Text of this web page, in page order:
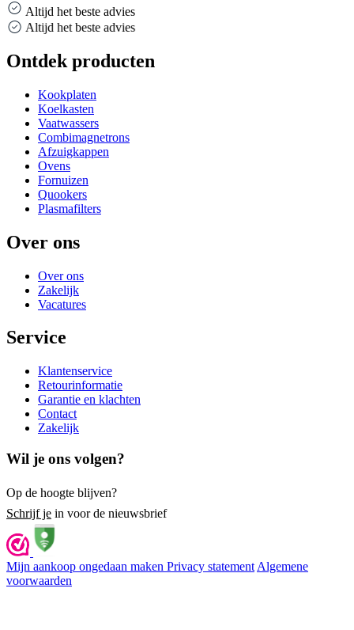
Altijd het beste advies
Altijd het beste advies
Ontdek producten
Kookplaten
Koelkasten
Vaatwassers
Combimagnetrons
Afzuigkappen
Ovens
Fornuizen
Quookers
Plasmafilters
Over ons
Over ons
Zakelijk
Vacatures
Service
Klantenservice
Retourinformatie
Garantie en klachten
Contact
Zakelijk
Wil je ons volgen?
Op de hoogte blijven?
Schrijf je in voor de nieuwsbrief
Mijn aankoop ongedaan maken Privacy statement Algemene
voorwaarden